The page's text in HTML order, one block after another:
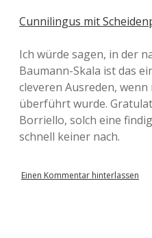
Cunnilingus mit
Ich würde sagen, in der
Baumann-Skala ist das
cleveren Ausreden,
überführt wurde.
Borriello, solch eine
schnell keiner nach.
Einen Kommentar hinterlassen